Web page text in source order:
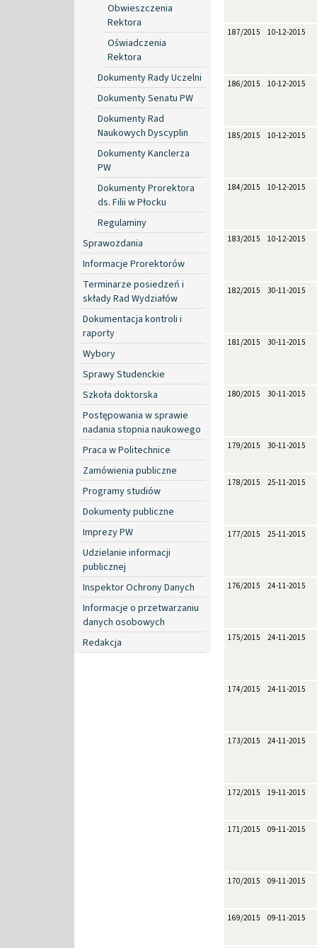
Obwieszczenia
Rektora
Oświadczenia
Rektora
Dokumenty Rady Uczelni
Dokumenty Senatu PW
Dokumenty Rad
Naukowych Dyscyplin
Dokumenty Kanclerza
PW
Dokumenty Prorektora
ds. Filii w Płocku
Regulaminy
Sprawozdania
Informacje Prorektorów
Terminarze posiedzeń i
składy Rad Wydziałów
Dokumentacja kontroli i
raporty
Wybory
Sprawy Studenckie
Szkoła doktorska
Postępowania w sprawie
nadania stopnia naukowego
Praca w Politechnice
Zamówienia publiczne
Programy studiów
Dokumenty publiczne
Imprezy PW
Udzielanie informacji
publicznej
Inspektor Ochrony Danych
Informacje o przetwarzaniu
danych osobowych
Redakcja
187/2015 10-12-2015
186/2015 10-12-2015
185/2015 10-12-2015
184/2015 10-12-2015
183/2015 10-12-2015
182/2015 30-11-2015
181/2015 30-11-2015
180/2015 30-11-2015
179/2015 30-11-2015
178/2015 25-11-2015
177/2015 25-11-2015
176/2015 24-11-2015
175/2015 24-11-2015
174/2015 24-11-2015
173/2015 24-11-2015
172/2015 19-11-2015
171/2015 09-11-2015
170/2015 09-11-2015
169/2015 09-11-2015